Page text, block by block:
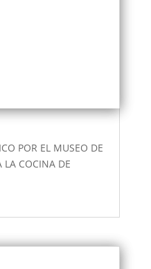
POR EL MUSEO DE
LA COCINA DE